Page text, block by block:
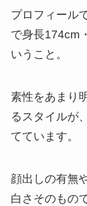
プロフィール
で身長174cm
いうこと。
素性をあまり
るスタイルが
てています。
顔出しの有無
白さそのもの